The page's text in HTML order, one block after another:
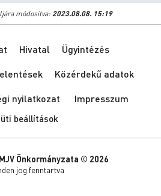
módosítva: 2023.08.08. 15:19
Hivatal
Ügyintézés
Közérdekű adatok
nyilatkozat
Impresszum
beállítások
Önkormányzata © 2026
jog fenntartva